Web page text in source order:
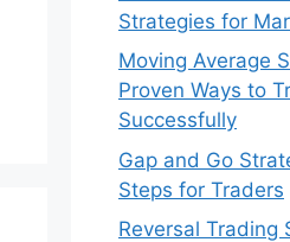
Strategies for
Moving Average
Proven Ways to
Successfully
Gap and Go
Steps for Traders
Reversal Trading